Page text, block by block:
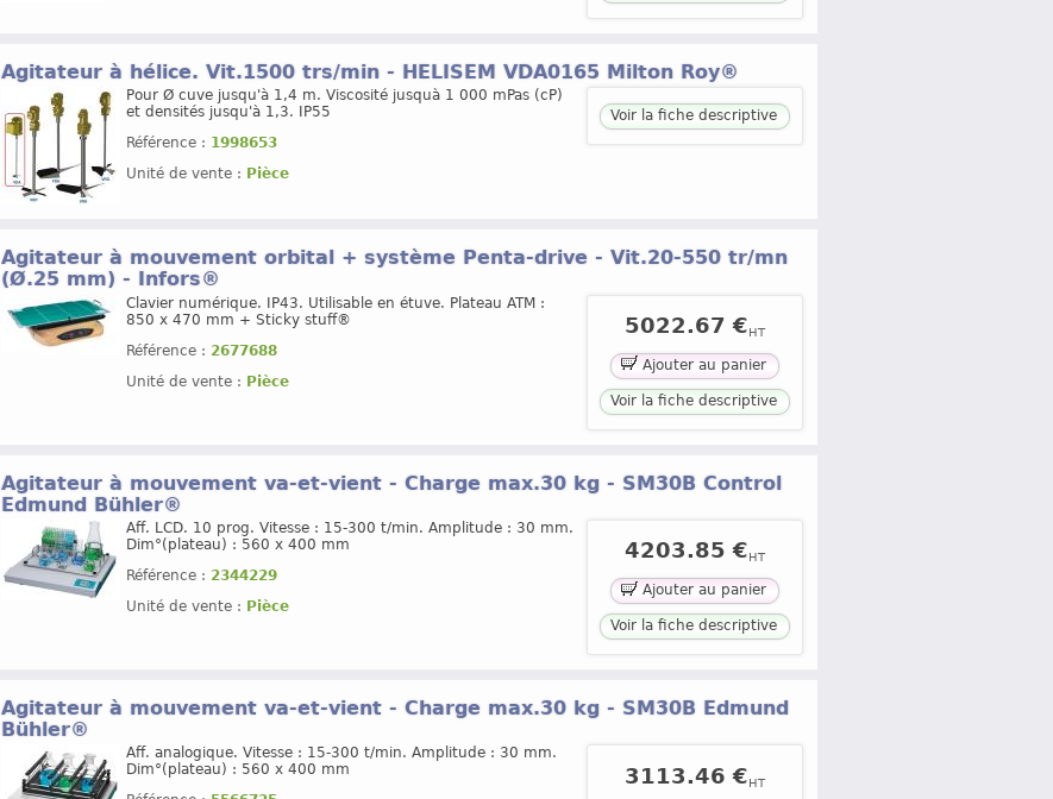
Agitateur à hélice. Vit.1500 trs/min - HELISEM VDA0165 Milton Roy®
Pour Ø cuve jusqu'à 1,4 m. Viscosité jusquà 1 000 mPas (cP)
et densités jusqu'à 1,3. IP55
Référence : 1998653
Unité de vente : Pièce
Voir la fiche descriptive
Agitateur à mouvement orbital + système Penta-drive - Vit.20-550 tr/mn
(Ø.25 mm) - Infors®
Clavier numérique. IP43. Utilisable en étuve. Plateau ATM :
850 x 470 mm + Sticky stuff®
Référence : 2677688
Unité de vente : Pièce
5022.67 €HT
Ajouter au panier
Voir la fiche descriptive
Agitateur à mouvement va-et-vient - Charge max.30 kg - SM30B Control
Edmund Bühler®
Aff. LCD. 10 prog. Vitesse : 15-300 t/min. Amplitude : 30 mm.
Dim°(plateau) : 560 x 400 mm
Référence : 2344229
Unité de vente : Pièce
4203.85 € HT
Ajouter au panier
Voir la fiche descriptive
Agitateur à mouvement va-et-vient - Charge max.30 kg - SM30B Edmund
Bühler®
Aff. analogique. Vitesse : 15-300 t/min. Amplitude : 30 mm.
Dim°(plateau) : 560 x 400 mm
3113.46 €HT